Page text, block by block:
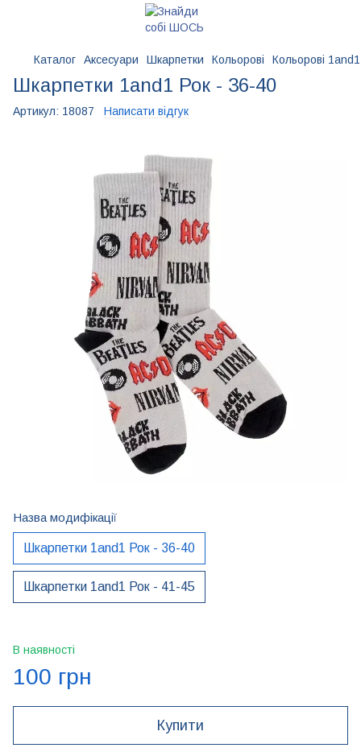
Каталог Аксесуари Шкарпетки Кольорові Кольорові 1and1
Шкарпетки 1and1 Рок - 36-40
Артикул: 18087 Написати відгук
Назва модифікації
Шкарпетки 1and1 Рок - 36-40
Шкарпетки 1and1 Рок - 41-45
В наявності
100 грн
Купити